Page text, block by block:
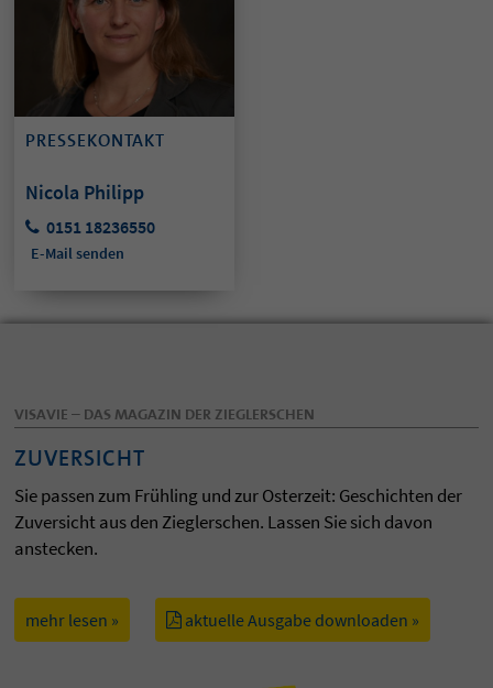
PRESSEKONTAKT
Nicola Philipp
0151 18236550
E-Mail senden
VISAVIE – DAS MAGAZIN DER ZIEGLERSCHEN
ZUVERSICHT
Sie passen zum Frühling und zur Osterzeit: Geschichten der
Zuversicht aus den Zieglerschen. Lassen Sie sich davon
anstecken.
mehr lesen » aktuelle Ausgabe downloaden »